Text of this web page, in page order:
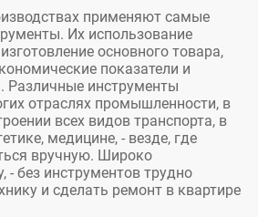
применяют самые
Их использование
основного товара,
показатели и
Различные инструменты
отраслях промышленности, в
всех видов транспорта, в
медицине, - везде, где
вручную. Широко
- без инструментов трудно
и сделать ремонт в квартире